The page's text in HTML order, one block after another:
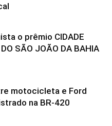
o prêmio CIDADE
SÃO JOÃO DA BAHIA
motocicleta e Ford
na BR-420